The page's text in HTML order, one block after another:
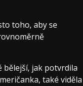
toho, aby se
bělejší, jak potvrdila
také viděla